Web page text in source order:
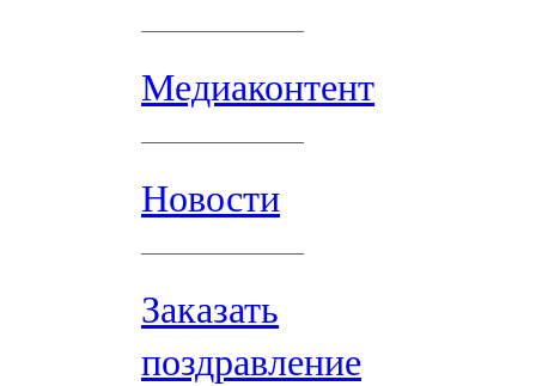
Медиаконтент
Новости
Заказать
поздравление